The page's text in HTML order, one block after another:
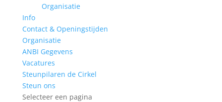
Organisatie
Info
Contact & Openingstijden
Organisatie
ANBI Gegevens
Vacatures
Steunpilaren de Cirkel
Steun ons
Selecteer een pagina